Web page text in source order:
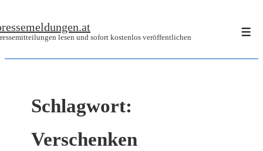
Zum
lesen und sofort kostenlos veröffentlichen
Schlagwort:
Verschenken